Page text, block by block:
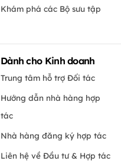
Khám phá các Bộ sưu tập
Dành cho Kinh doanh
Trung tâm hỗ trợ Đối tác
Hướng dẫn nhà hàng hợp
tác
Nhà hàng đăng ký hợp tác
Liên hệ về Đầu tư & Hợp tác